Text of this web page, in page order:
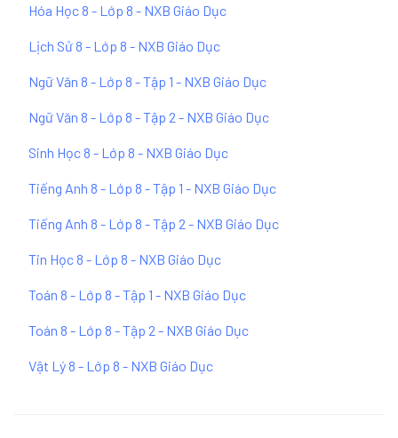
Hóa Học 8 - Lớp 8 - NXB Giáo Dục
Lịch Sử 8 - Lớp 8 - NXB Giáo Dục
Ngữ Văn 8 - Lớp 8 - Tập 1 - NXB Giáo Dục
Ngữ Văn 8 - Lớp 8 - Tập 2 - NXB Giáo Dục
Sinh Học 8 - Lớp 8 - NXB Giáo Dục
Tiếng Anh 8 - Lớp 8 - Tập 1 - NXB Giáo Dục
Tiếng Anh 8 - Lớp 8 - Tập 2 - NXB Giáo Dục
Tin Học 8 - Lớp 8 - NXB Giáo Dục
Toán 8 - Lớp 8 - Tập 1 - NXB Giáo Dục
Toán 8 - Lớp 8 - Tập 2 - NXB Giáo Dục
Vật Lý 8 - Lớp 8 - NXB Giáo Dục